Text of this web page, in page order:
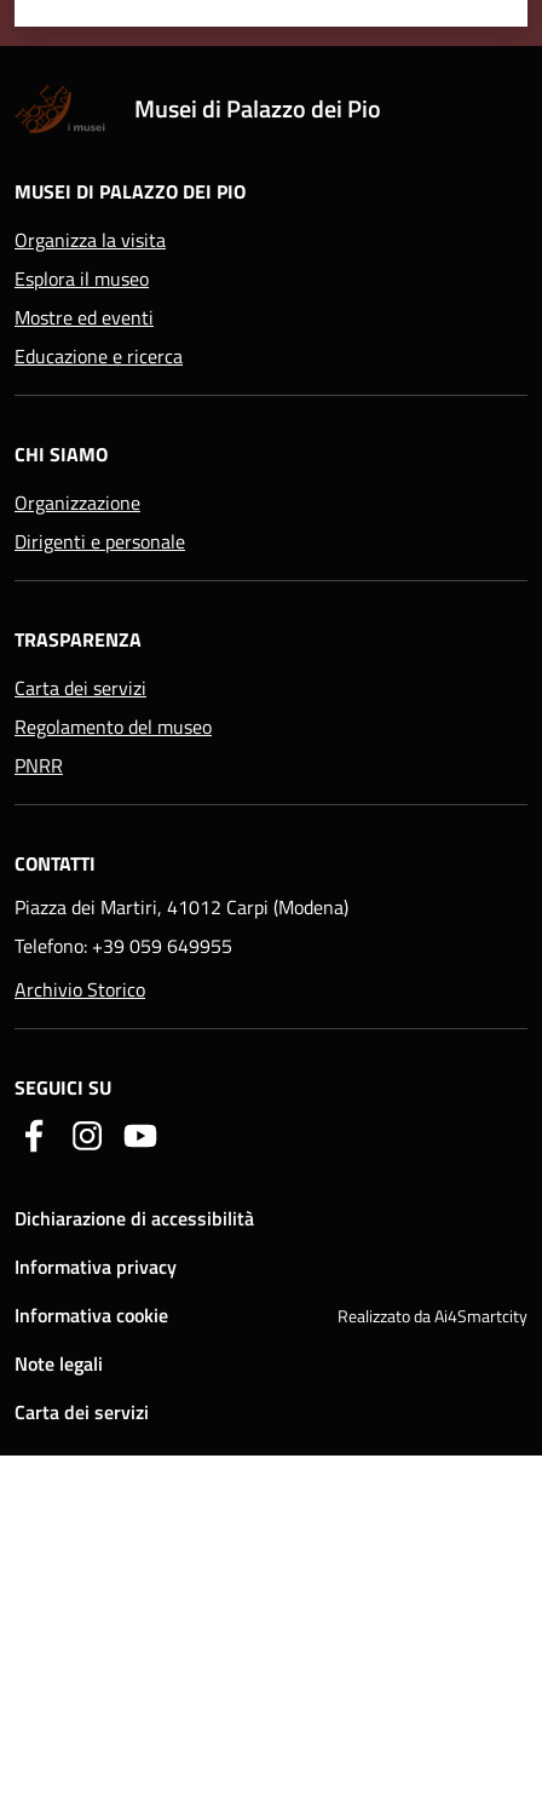
Musei di Palazzo dei Pio
MUSEI DI PALAZZO DEI PIO
Organizza la visita
Esplora il museo
Mostre ed eventi
Educazione e ricerca
CHI SIAMO
Organizzazione
Dirigenti e personale
TRASPARENZA
Carta dei servizi
Regolamento del museo
PNRR
CONTATTI
Piazza dei Martiri, 41012 Carpi (Modena)
Telefono: +39 059 649955
Archivio Storico
SEGUICI SU
Dichiarazione di accessibilità
Informativa privacy
Informativa cookie
Note legali
Carta dei servizi
Realizzato da Ai4Smartcity